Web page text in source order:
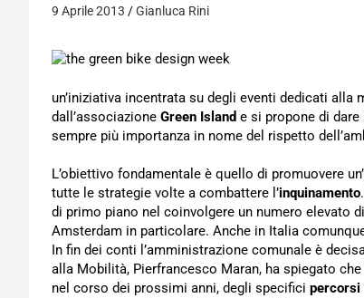
9 Aprile 2013 Gianluca Rini
un’iniziativa incentrata su degli eventi dedicati
dall’associazione Green Island e si propone di
sempre più importanza in nome del rispetto
L’obiettivo fondamentale è quello di promuovere
tutte le strategie volte a combattere l’inquinamento
di primo piano nel coinvolgere un numero elevato
Amsterdam in particolare. Anche in Italia
In fin dei conti l’amministrazione comunale è
alla Mobilità, Pierfrancesco Maran, ha spiegato
nel corso dei prossimi anni, degli specifici percorsi